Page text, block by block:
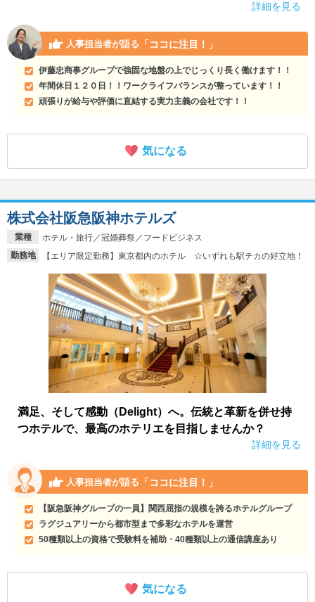
詳細を見る
人事担当者が語る 「ココに注目！」
伊藤忠商事グループで強固な地盤の上でじっくり長く働けます！！
年間休日１２０日！！ワークライフバランスが整っています！！
頑張りが給与や評価に直結する実力主義の会社です！！
気になる
業種
ホテル・旅行／冠婚葬祭／フードビジネス
勤務地
【エリア限定勤務】東京都内のホテル ☆いずれも駅チカの好立地！
株式会社阪急阪神ホテルズ
満足、そして感動（Delight）へ。伝統と革新を併せ持
つホテルで、最高のホテリエを目指しませんか？
詳細を見る
人事担当者が語る 「ココに注目！」
【阪急阪神グループの一員】関西屈指の規模を誇るホテルグループ
ラグジュアリーから都市型まで多彩なホテルを運営
50種類以上の資格で受験料を補助・40種類以上の通信講座あり
気になる